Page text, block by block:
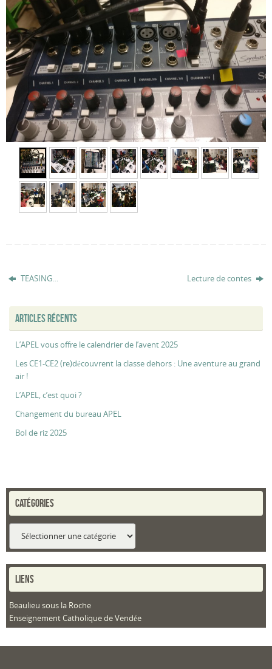
TEASING… Lecture de contes
ARTICLES RÉCENTS
L’APEL vous offre le calendrier de l’avent 2025
Les CE1-CE2 (re)découvrent la classe dehors : Une aventure au grand
air !
L’APEL, c’est quoi ?
Changement du bureau APEL
Bol de riz 2025
CATÉGORIES
LIENS
Beaulieu sous la Roche
Enseignement Catholique de Vendée